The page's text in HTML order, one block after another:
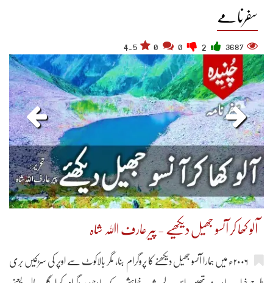
سفرنامے
3687
4.5
آلو کھا کر آنسو جھیل دیکھیے - پیر عارف اﷲ شاہ
۲۰۰۶ء میں ہمارا آنسو جھیل دیکھنے کا پروگرام بنا، مگر بالاکوٹ سے اوپر کی سڑکیں بری